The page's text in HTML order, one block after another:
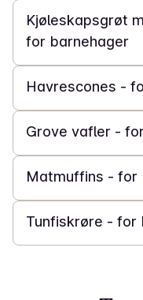
Kjøleskapsgrøt
for barnehager
30 min
Havrescones -
30 min
Grove vafler -
40 min
Matmuffins - for
15 min
Tunfiskrøre - for